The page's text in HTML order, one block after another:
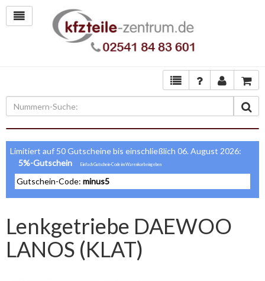
Limitiert auf 50 Gutscheine bis einschließlich 06. August 2026:
5%-Gutschein
Gutschein-Code: minus5
Lenkgetriebe DAEWOO
LANOS (KLAT)